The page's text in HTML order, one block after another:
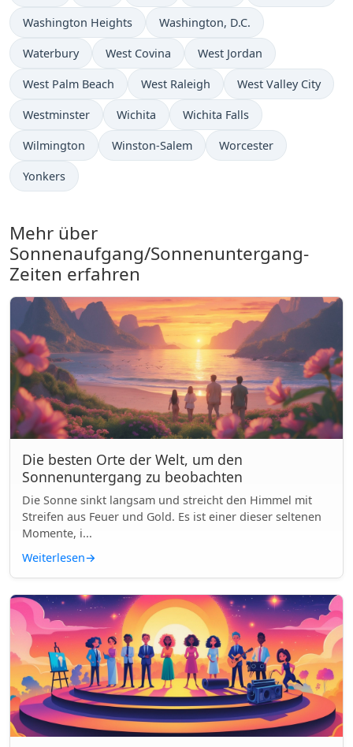
Washington Heights Washington, D.C.
Waterbury West Covina West Jordan
West Palm Beach West Raleigh West Valley City
Westminster Wichita Wichita Falls
Wilmington Winston-Salem Worcester
Yonkers
Mehr über
Sonnenaufgang/Sonnenuntergang-
Zeiten erfahren
Die besten Orte der Welt, um den
Sonnenuntergang zu beobachten
Die Sonne sinkt langsam und streicht den Himmel mit
Streifen aus Feuer und Gold. Es ist einer dieser seltenen
Momente, i...
Weiterlesen→